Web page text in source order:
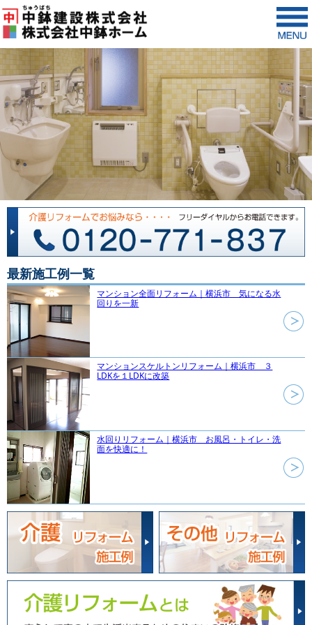
最新施工例一覧
マンション全面リフォーム｜横浜市 気になる水
回りを一新
マンションスケルトンリフォーム｜横浜市 ３
LDKを１LDKに改築
水回りリフォーム｜横浜市 お風呂・トイレ・洗
面を快適に！